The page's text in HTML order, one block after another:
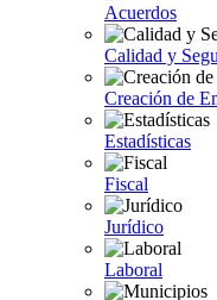
Acuerdos
Calidad y
Creación de
Estadísticas
Fiscal
Jurídico
Laboral